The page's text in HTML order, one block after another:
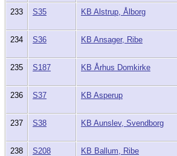
233 S35 KB Alstrup, Ålborg
234 S36 KB Ansager, Ribe
235 S187 KB Århus Domkirke
236 S37 KB Asperup
237 S38 KB Aunslev, Svendborg
238 S208 KB Ballum, Ribe